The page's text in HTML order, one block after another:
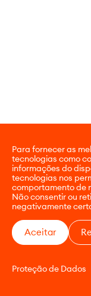
Para fornecer as
tecnologias como
informações do
tecnologias nos
comportamento de
Não consentir ou
negativamente
Aceitar
Proteção de Dados